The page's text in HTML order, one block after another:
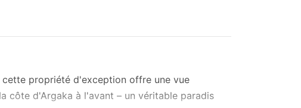
propriété d'exception offre une vue
côte d'Argaka à l'avant – un véritable paradis